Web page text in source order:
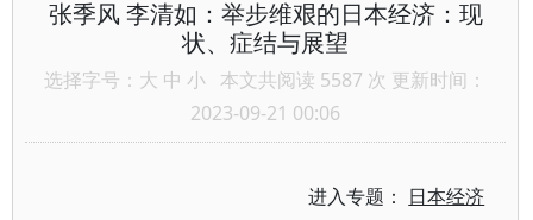
张季风 李清如：举步维艰的日本经济：现
状、症结与展望
选择字号： 大 中 小 本文共阅读 5587 次 更新时间：
2023-09-21 00:06
进入专题： 日本经济